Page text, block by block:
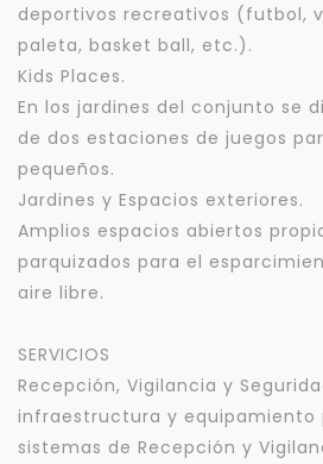
deportivos recreativos (futbol,
paleta, basket ball, etc.).
Kids Places.
En los jardines del conjunto se
de dos estaciones de juegos
pequeños.
Jardines y Espacios exteriores.
Amplios espacios abiertos
parquizados para el
aire libre.
SERVICIOS
Recepción, Vigilancia y
infraestructura y equipamiento
sistemas de Recepción y